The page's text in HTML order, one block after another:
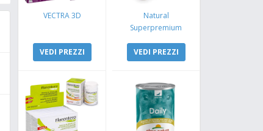
VECTRA 3D
VEDI PREZZI
Natural
Superpremium
Coniglio e Mela
VEDI PREZZI